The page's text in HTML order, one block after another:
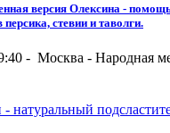
версия Олексина -
стевии и таволги.
- Москва - Народная